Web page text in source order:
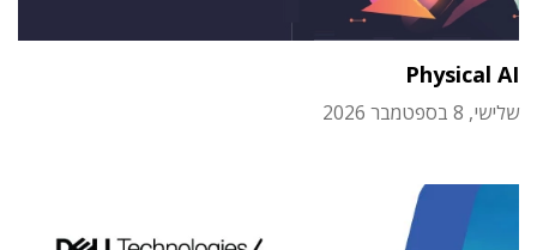
Physical AI
שלישי, 8 בספטמבר 2026